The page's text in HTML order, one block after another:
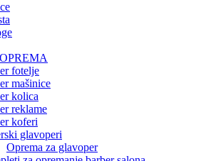
fotelje
mašinice
kolica
reklame
koferi
glavoperi
Oprema za glavoper